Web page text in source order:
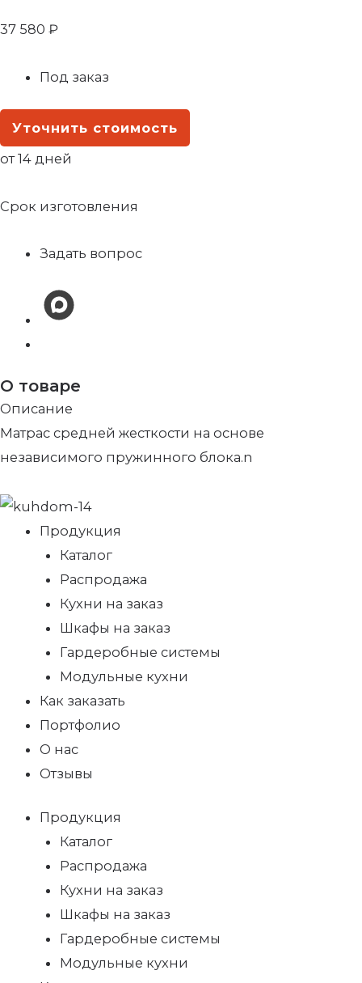
37 580 ₽
Под заказ
Уточнить стоимость
от 14 дней
Срок изготовления
Задать вопрос
О товаре
Описание
Матрас средней жесткости на основе
независимого пружинного блока.n
Продукция
Каталог
Распродажа
Кухни на заказ
Шкафы на заказ
Гардеробные системы
Модульные кухни
Как заказать
Портфолио
О нас
Отзывы
Продукция
Каталог
Распродажа
Кухни на заказ
Шкафы на заказ
Гардеробные системы
Модульные кухни